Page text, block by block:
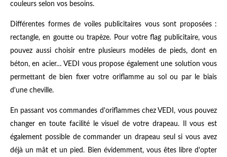
couleurs selon vos besoins.
Différentes formes de voiles publicitaires vous sont proposées :
rectangle, en goutte ou trapèze. Pour votre flag publicitaire, vous
pouvez aussi choisir entre plusieurs modèles de pieds, dont en
béton, en acier… VEDI vous propose également une solution vous
permettant de bien fixer votre oriflamme au sol ou par le biais
d'une cheville.
En passant vos commandes d'oriflammes chez VEDI, vous pouvez
changer en toute facilité le visuel de votre drapeau. Il vous est
également possible de commander un drapeau seul si vous avez
déjà un mât et un pied. Bien évidemment, vous êtes libre d'opter